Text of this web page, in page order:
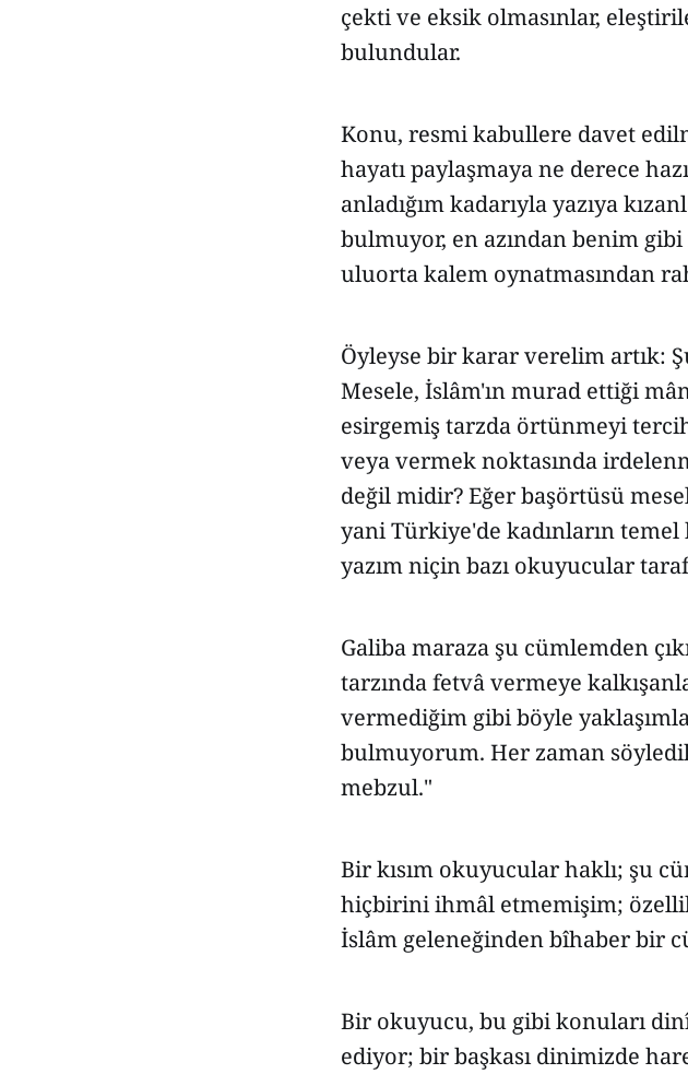
çekti ve eksik olmasınlar,
bulundular.
Konu, resmi kabullere davet
hayatı paylaşmaya ne derece
anladığım kadarıyla yazıya
bulmuyor, en azından benim
uluorta kalem oynatmasından
Öyleyse bir karar verelim artık:
Mesele, İslâm'ın murad ettiği
esirgemiş tarzda örtünmeyi
veya vermek noktasında
değil midir? Eğer başörtüsü
yani Türkiye'de kadınların
yazım niçin bazı okuyucular
Galiba maraza şu cümlemden
tarzında fetvâ vermeye
vermediğim gibi böyle
bulmuyorum. Her zaman
mebzul."
Bir kısım okuyucular haklı; şu
hiçbirini ihmâl etmemişim;
İslâm geleneğinden bîhaber bir
Bir okuyucu, bu gibi konuları
ediyor; bir başkası dinimizde